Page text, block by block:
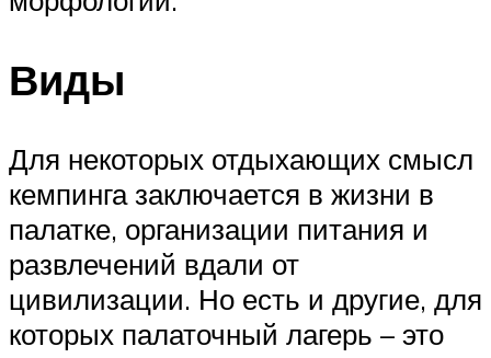
Виды
Для некоторых отдыхающих смысл
кемпинга заключается в жизни в
палатке, организации питания и
развлечений вдали от
цивилизации. Но есть и другие, для
которых палаточный лагерь – это